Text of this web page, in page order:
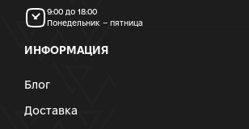
9:00 до 18:00
Понедельник – пятница
ИНФОРМАЦИЯ
Блог
Доставка